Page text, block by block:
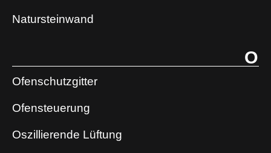
Natursteinwand
O
Ofenschutzgitter
Ofensteuerung
Oszillierende Lüftung